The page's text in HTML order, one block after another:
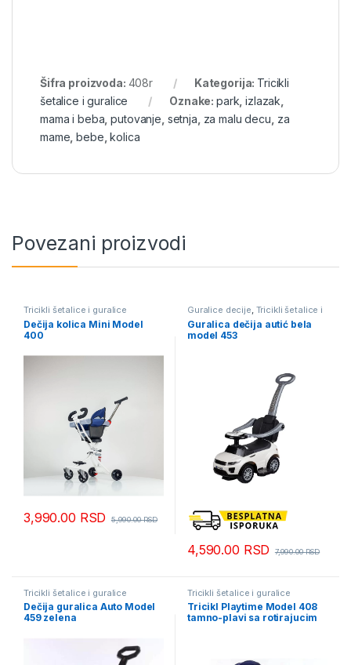
Šifra proizvoda: 408r Kategorija: Tricikli
šetalice i guralice
Oznake: park ,izlazak
mama i beba ,putovanje setnja za malu decu za
mame ,bebe ,kolica
Povezani proizvodi
Tricikli šetalice i guralice
Dečija kolica Mini Model
400
3,990.00 RSD 5,990.00RSD
Guralice decije, Tricikli šetalice i
guralice
Guralica dečija autić bela
model 453
4,590.00 RSD 7,990.00RSD
Tricikli šetalice i guralice
Dečija guralica Auto Model
459 zelena
Tricikli šetalice i guralice
Tricikl Playtime Model 408
tamno-plavi sa rotirajucim